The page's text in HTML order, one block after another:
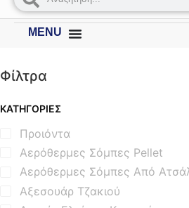
MENU
Φίλτρα
ΚΑΤΗΓΟΡΊΕΣ
Προιόντα
Αερόθερμες Σόμπες Pellet
Αερόθερμες Σόμπες Από
Αξεσουάρ Τζακιού